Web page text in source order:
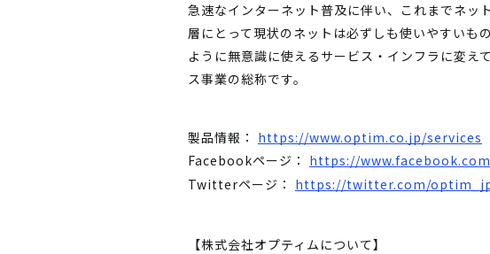
急速なインターネット普及に伴い、これまでネッ
層にとって現状のネットは必ずしも使いやすいも
ように無意識に使えるサービス・インフラに変え
ス事業の総称です。
製品情報： https://www.optim.co.jp/services
Facebookページ： https://
Twitterページ： https://twitter.com/
【株式会社オプティムについて】